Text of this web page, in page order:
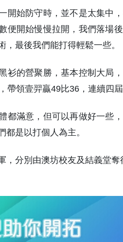
開始防守時，並不是太集中
便開始慢慢拉開，我們落場
，最後我們能打得輕鬆一些。
衫的營聚勝，基本控制大局
帶領壹羿贏49比36，連續四屆
都滿意，但可以再做好一些
都是以打個人為主。
，分別由澳坊校友及結義堂奪